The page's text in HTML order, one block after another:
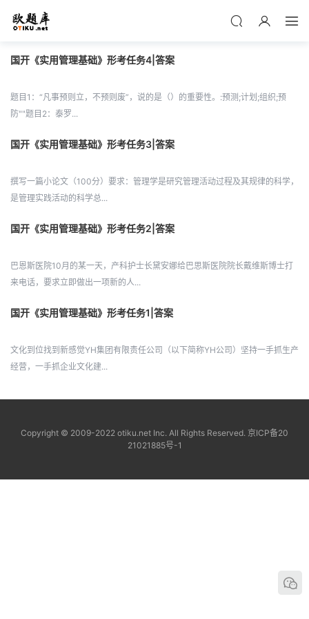
国开《实用管理基础》形考任务4|答案
题目1：“凡事预则立，不预则废”，说的是（）的重要性。:预测;计划;组织;预
防""题目2：泰罗...
国开《实用管理基础》形考任务3|答案
撰写一篇小论文（100分）要求：管理学是研究管理活动过程及其规律的科学，
是管理实践活动的科学总...
国开《实用管理基础》形考任务2|答案
巴恩斯医院10月的某一天，产科护士长黛安娜给巴思斯医院院长戴维斯博士打
来电话，要求立即做出一项新的人...
国开《实用管理基础》形考任务1|答案
文化到位找到新感觉YH集团有限责任公司（以下简称YH公司）坚持一手抓生产
经营，一手抓企业文化建...
Copyright © 2009-2022 otiku.net Inc. All Rights Reserved. 京ICP备20
21021885号-1